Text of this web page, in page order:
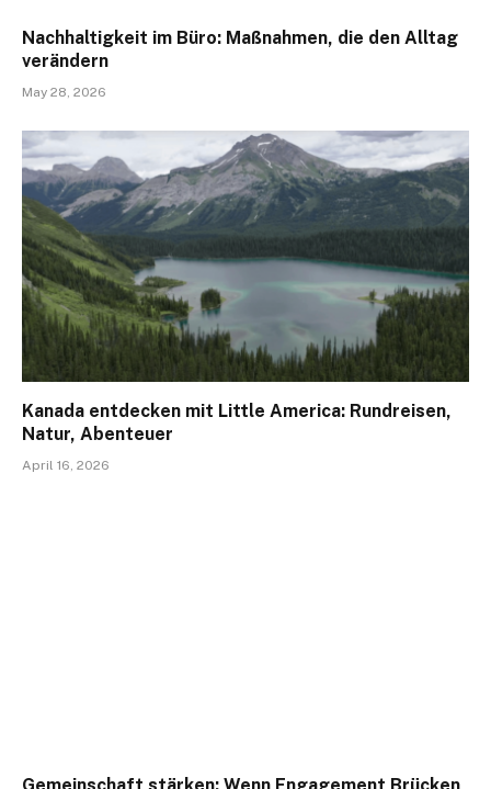
Nachhaltigkeit im Büro: Maßnahmen, die den Alltag
verändern
May 28, 2026
Kanada entdecken mit Little America: Rundreisen,
Natur, Abenteuer
April 16, 2026